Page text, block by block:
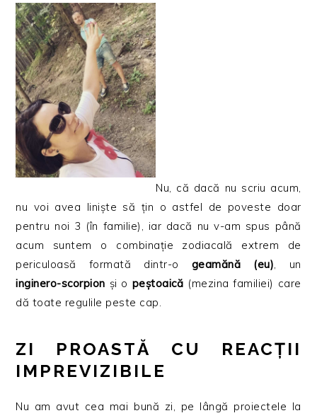
Nu, că dacă nu scriu acum,
nu voi avea liniște să țin o astfel de poveste doar
pentru noi 3 (în familie), iar dacă nu v-am spus până
acum suntem o combinație zodiacală extrem de
periculoasă formată dintr-o geamănă (eu), un
inginero-scorpion și o peștoaică (mezina familiei) care
dă toate regulile peste cap.
ZI PROASTĂ CU REACȚII
IMPREVIZIBILE
Nu am avut cea mai bună zi, pe lângă proiectele la